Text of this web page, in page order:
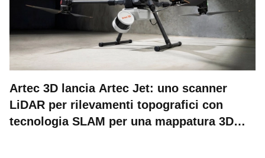
Artec 3D lancia Artec Jet: uno scanner
LiDAR per rilevamenti topografici con
tecnologia SLAM per una mappatura 3D